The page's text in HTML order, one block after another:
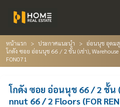
หน้าแรก ประกาศแนะนำ
อ่อนนุช อุดม
โกดัง ซอย อ่อนนุช 66 / 2 ชั้น (เช่า), Warehouse
FON071
โกดัง ซอย อ่อนนุช 66 / 2 ชั้น
nnut 66 / 2 Floors (FOR